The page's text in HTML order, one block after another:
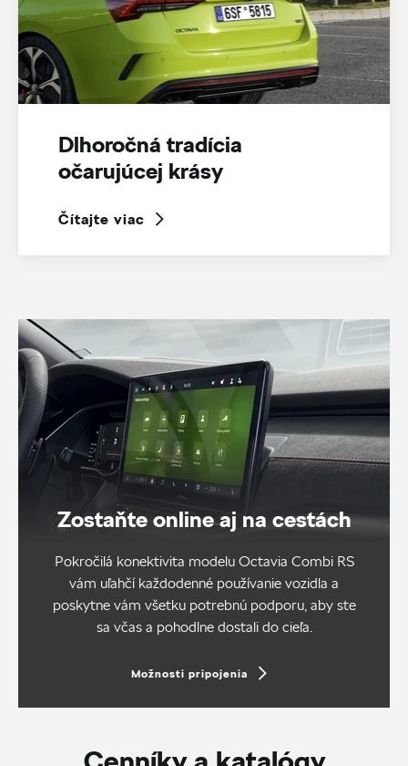
Dlhoročná tradícia
očarujúcej krásy
Čítajte viac
Zostaňte online aj na cestách
Pokročilá konektivita modelu Octavia Combi RS
vám uľahčí každodenné používanie vozidla a
poskytne vám všetku potrebnú podporu, aby ste
sa včas a pohodlne dostali do cieľa.
Možnosti pripojenia